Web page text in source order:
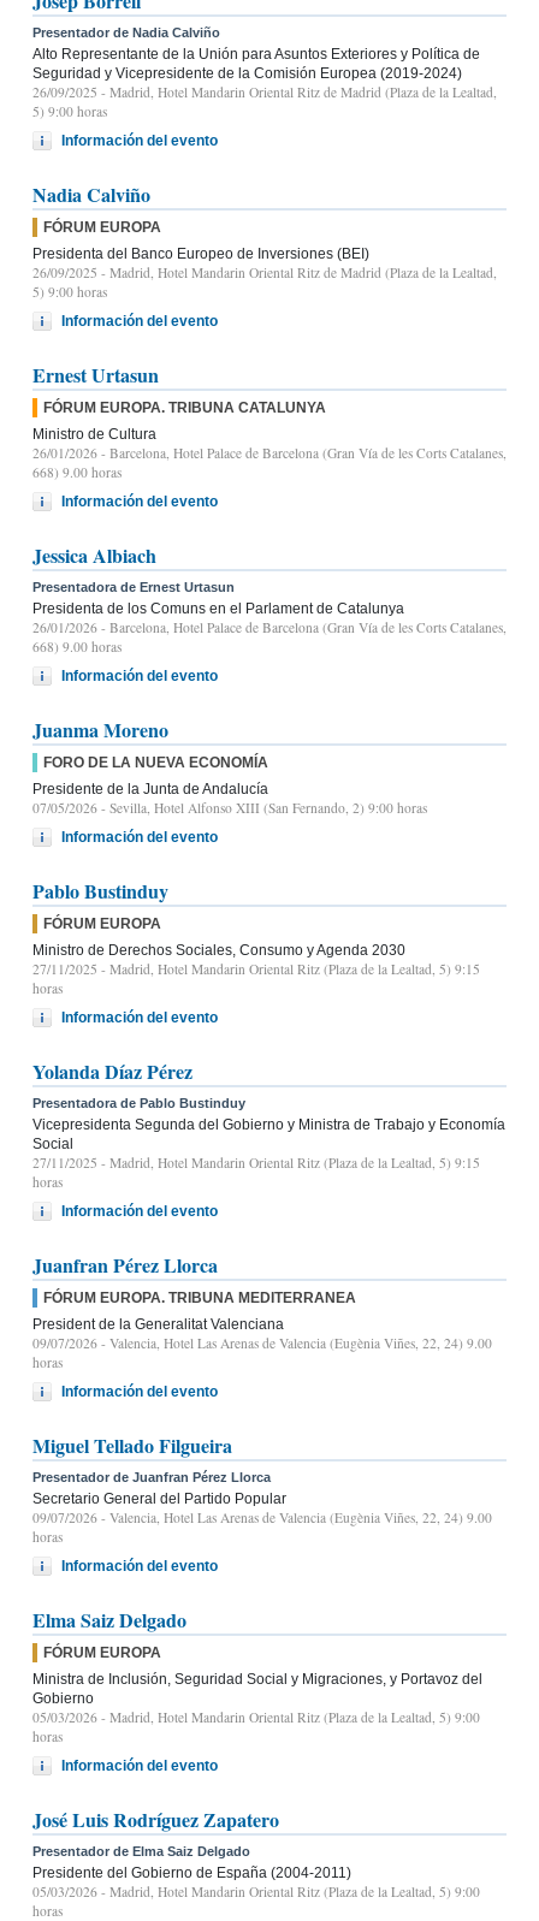
Presentador de Nadia Calviño
Alto Representante de la Unión para Asuntos Exteriores y Política de
Seguridad y Vicepresidente de la Comisión Europea (2019-2024)
26/09/2025 - Madrid, Hotel Mandarin Oriental Ritz de Madrid (Plaza de la Lealtad,
5) 9:00 horas
Información del evento
Nadia Calviño
FÓRUM EUROPA
Presidenta del Banco Europeo de Inversiones (BEI)
26/09/2025 - Madrid, Hotel Mandarin Oriental Ritz de Madrid (Plaza de la Lealtad,
5) 9:00 horas
Información del evento
Ernest Urtasun
FÓRUM EUROPA. TRIBUNA CATALUNYA
Ministro de Cultura
26/01/2026 - Barcelona, Hotel Palace de Barcelona (Gran Vía de les Corts Catalanes,
668) 9.00 horas
Información del evento
Jessica Albiach
Presentadora de Ernest Urtasun
Presidenta de los Comuns en el Parlament de Catalunya
26/01/2026 - Barcelona, Hotel Palace de Barcelona (Gran Vía de les Corts Catalanes,
668) 9.00 horas
Información del evento
Juanma Moreno
FORO DE LA NUEVA ECONOMÍA
Presidente de la Junta de Andalucía
07/05/2026 - Sevilla, Hotel Alfonso XIII (San Fernando, 2) 9:00 horas
Información del evento
Pablo Bustinduy
FÓRUM EUROPA
Ministro de Derechos Sociales, Consumo y Agenda 2030
27/11/2025 - Madrid, Hotel Mandarin Oriental Ritz (Plaza de la Lealtad, 5) 9:15
horas
Información del evento
Yolanda Díaz Pérez
Presentadora de Pablo Bustinduy
Vicepresidenta Segunda del Gobierno y Ministra de Trabajo y Economía
Social
27/11/2025 - Madrid, Hotel Mandarin Oriental Ritz (Plaza de la Lealtad, 5) 9:15
horas
Información del evento
Juanfran Pérez Llorca
FÓRUM EUROPA. TRIBUNA MEDITERRANEA
President de la Generalitat Valenciana
09/07/2026 - Valencia, Hotel Las Arenas de Valencia (Eugènia Viñes, 22, 24) 9.00
horas
Información del evento
Miguel Tellado Filgueira
Presentador de Juanfran Pérez Llorca
Secretario General del Partido Popular
09/07/2026 - Valencia, Hotel Las Arenas de Valencia (Eugènia Viñes, 22, 24) 9.00
horas
Información del evento
Elma Saiz Delgado
FÓRUM EUROPA
Ministra de Inclusión, Seguridad Social y Migraciones, y Portavoz del
Gobierno
05/03/2026 - Madrid, Hotel Mandarin Oriental Ritz (Plaza de la Lealtad, 5) 9:00
horas
Información del evento
José Luis Rodríguez Zapatero
Presentador de Elma Saiz Delgado
Presidente del Gobierno de España (2004-2011)
05/03/2026 - Madrid, Hotel Mandarin Oriental Ritz (Plaza de la Lealtad, 5) 9:00
horas